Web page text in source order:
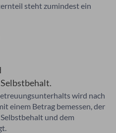
steht zumindest ein
wird nach
einem Betrag bemessen, der
und dem